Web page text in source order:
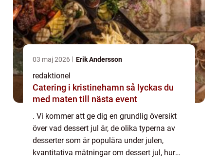
03 maj 2026 Erik Andersson
redaktionel
Catering i kristinehamn så lyckas du
med maten till nästa event
. Vi kommer att ge dig en grundlig översikt
över vad dessert jul är, de olika typerna av
desserter som är populära under julen,
kvantitativa mätningar om dessert jul, hur